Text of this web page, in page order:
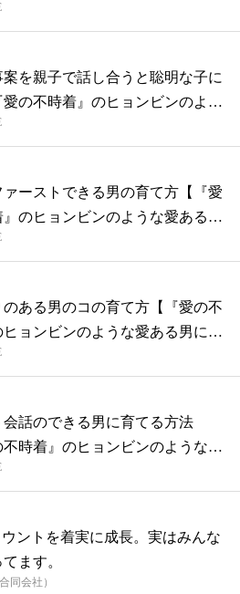
を親子で話し合うと聡明な子に
愛の不時着』のヒョンビンのよう
ァーストできる男の育て方【『愛
のヒョンビンのような愛ある男
ある男のコの育て方【『愛の不
ヒョンビンのような愛ある男に育
会話のできる男に育てる方法
不時着』のヒョンビンのような愛
ウントを着実に成長。実はみんな
ます。
同会社）